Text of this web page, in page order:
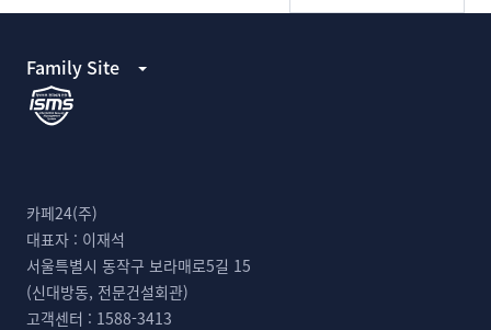
Family Site
카페24(주)
대표자 : 이재석
서울특별시 동작구 보라매로5길 15
(신대방동, 전문건설회관)
고객센터 : 1588-3413